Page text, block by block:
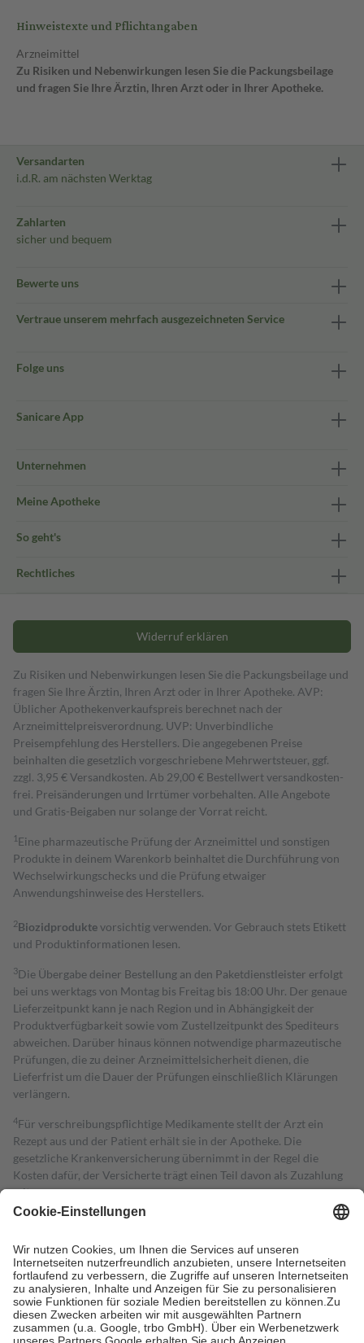
Hinweistexte und Pflichtangaben
Arzneimittel
Zu Risiken und Nebenwirkungen lesen Sie die Packungsbeilage
und fragen Sie Ihre Ärztin, Ihren Arzt oder in Ihrer Apotheke.
Versandarten
i.d.R. am nächsten Werktag
Zahlarten
sicher und bequem
Bewerte uns
Vertraue unserem mehrfach ausgezeichneten Service
Folge uns
Sanicare App
Unternehmen
Meine Apotheke
So geht's
Rechtliches
Widerruf erklären
Zu Risiken und Nebenwirkungen lesen Sie die Packungsbeilage und
fragen Sie Ihre Ärztin, Ihren Arzt oder in Ihrer Apotheke. AVP:
Üblicher Apothekenverkaufspreis berechnet nach der
Arzneimittelpreisverordnung. UVP: Unverbindliche
Preisempfehlung des Herstellers. Die angegebenen Preise
beinhalten die gesetzlich vorgeschriebene Mehrwertsteuer, ggf.
zzgl. 3,95 € Versandkosten. Ab 29,00 € Bestell­wert versand­kosten­
frei. Preisänderungen und Irrtümer vorbehalten. Alle Angebote
und Gratis-Beigaben nur solange der Vorrat reicht.
1 Eine pharmazeutische Prüfung der Arzneimittel und sonstigen
Produkte in deinem Warenkorb beinhaltet die Durchführung von
Wechselwirkungschecks und die Prüfung etwaiger
Anwendungshinweise des Herstellers.
2Biozidproduktevorsichtig verwenden. Vor Gebrauch stets Etikett
und Produktinformationen lesen.
3Die Übergabe deiner Bestellung an den Paketdienstleister erfolgt
bei uns werktags von Montag bis Freitag bis 18:00 Uhr. Der genaue
Lieferzeitpunkt kann je nach Region und in Abhängigkeit der
Produktverfügbarkeit sowie vom Zustellzeitpunkt des Spediteurs
abweichen. Darüber hinaus können notwendige pharmazeutische
Prüfungen, die zu deiner Arzneimittelsicherheit dienen, die
Lieferfrist um die Dauer der Prüfungen einschließlich Klärungen
verlängern.
4Für verschreibungspflichtige Medikamente stellt der Arzt ein
Rezept aus und der Patient erhält sie in der Apotheke. Die
gesetzliche Krankenversicherung übernimmt in der Regel die
Kosten dafür, der Versicherte trägt einen Teil davon als Zuzahlung
mit.
Grundsätzlich leisten Mitglieder Zuzahlungen in Höhe von zehn
höchstens zehn Euro.
Es sind jedoch nie mehr als die tatsächlichen
Kosten der Leistung zu entrichten.
Diese Regeln gelten grundsätzlich auch für Online-Apotheken.
Bei Heilmitteln und häuslicher Krankenpflege beträgt die
Zuzahlung zehn Prozent der Kosten sowie zehn Euro je
Verordnung.